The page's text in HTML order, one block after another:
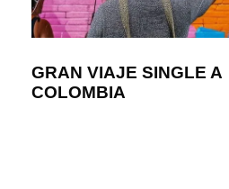
GRAN VIAJE SINGLE A
COLOMBIA